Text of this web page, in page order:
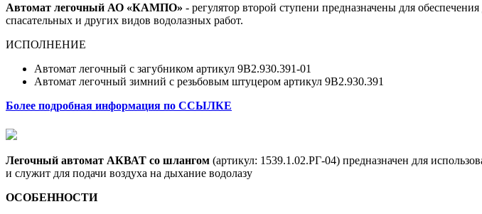
Автомат легочный АО «КАМПО» - регулятор второй ступени предназначены для
спасательных и других видов водолазных работ.
ИСПОЛНЕНИЕ
Автомат легочный с загубником артикул 9В2.930.391-01
Автомат легочный зимний с резьбовым штуцером артикул 9В2.930.391
Более подробная информация по ССЫЛКЕ
Легочный автомат АКВАТ со шлангом (артикул: 1539.1.02.РГ-04) предназначен для
и служит для подачи воздуха на дыхание водолазу
ОСОБЕННОСТИ